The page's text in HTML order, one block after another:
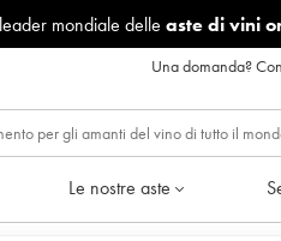
mondiale delle aste di vini
Una domanda?
Le nostre aste